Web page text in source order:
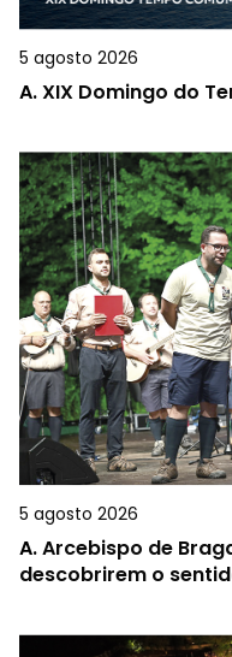
5 agosto 2026
A.XIX Domingo do
5 agosto 2026
A.Arcebispo de
descobrirem o